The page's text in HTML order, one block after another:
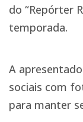
do “Repórter
temporada.
A
sociais com
para manter